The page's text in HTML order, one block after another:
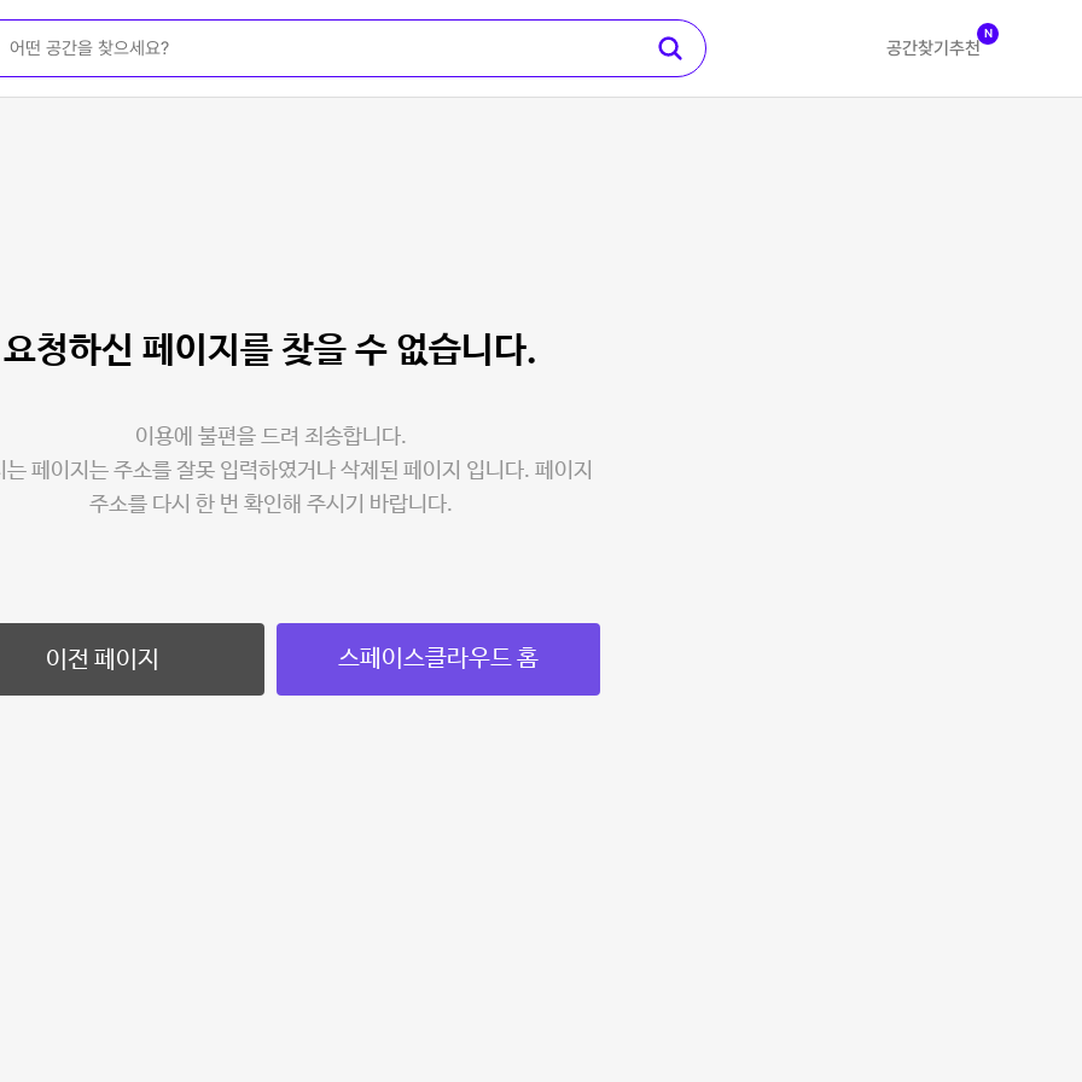
공간찾기 추천
N
요청하신 페이지를 찾을 수 없습니다.
이용에 불편을 드려 죄송합니다.
는 페이지는 주소를 잘못 입력하였거나 삭제된 페이지 입니다. 페이지
주소를 다시 한 번 확인해 주시기 바랍니다.
이전 페이지 스페이스클라우드 홈